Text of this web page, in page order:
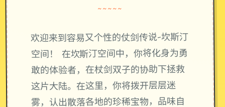
~~~~~
欢迎来到容易又个性的仗剑传说-坎斯汀
空间！ 在坎斯汀空间中，你将化身为勇
敢的体验者，在杖剑双子的协助下拯救
这片大陆。在这里，你将拨开层层迷
雾，认出散落各地的珍稀宝物，品味自